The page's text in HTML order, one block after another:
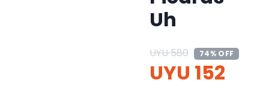
Uh
UYU580 74% OFF
UYU 152